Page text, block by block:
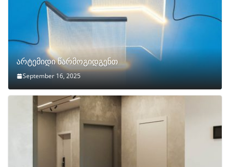
არტემიდი წარმოგიდგენთ
September 16, 2025